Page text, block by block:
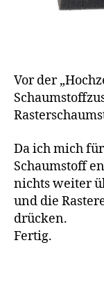
Vor der
Da ich mich
Schaumstoff
nichts weiter
und die
drücken.
Fertig.